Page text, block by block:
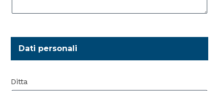
Dati personali
Ditta